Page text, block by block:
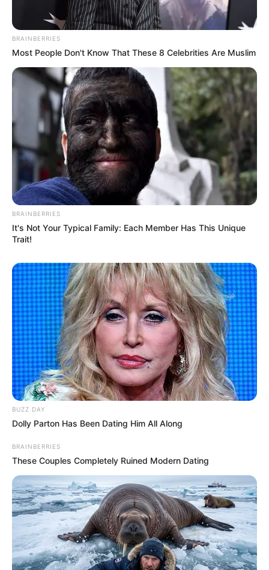
Wäre es nicht besser, wenn sich die Präsidenten und
Generäle mit Knüppeln gegenseitig erschlagen würden,
statt mit ihren Herdenarmeen so viele andere Menschen
zu ermorden?
weitere Kalauer
Quermania folgen:
Suchen:
Angebote integriert. Wenn etwas darüber gebucht oder
gekauft wird, ist das eine Unterstützung, ohne dass sich
dadurch der Preis ändert.
BRAINBERRIES
Most People Don't Know That These 8 Celebrities Are Muslim
BRAINBERRIES
It's Not Your Typical Family: Each Member Has This Unique
Trait!
BUZZ DAY
Dolly Parton Has Been Dating Him All Along
BRAINBERRIES
These Couples Completely Ruined Modern Dating